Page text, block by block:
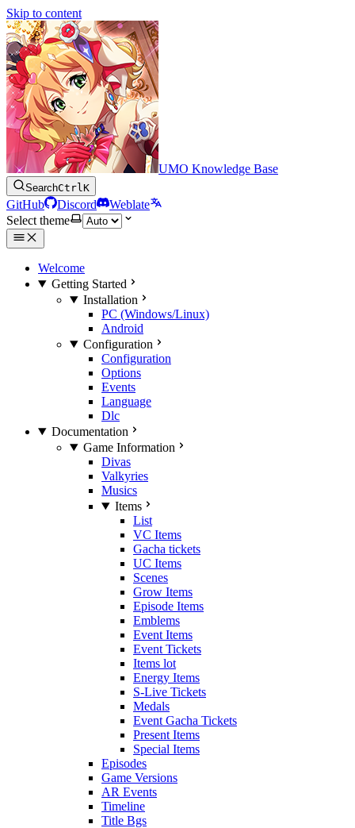
Skip to content
UMO Knowledge Base
SearchCtrlK
GitHub Discord
Weblate
Select theme
Welcome
Getting Started
Installation
PC (Windows/Linux)
Android
Configuration
Configuration
Options
Events
Language
Dlc
Documentation
Game Information
Divas
Valkyries
Musics
Items
List
VC Items
Gacha tickets
UC Items
Scenes
Grow Items
Episode Items
Emblems
Event Items
Event Tickets
Items lot
Energy Items
S-Live Tickets
Medals
Event Gacha Tickets
Present Items
Special Items
Episodes
Game Versions
AR Events
Timeline
Title Bgs